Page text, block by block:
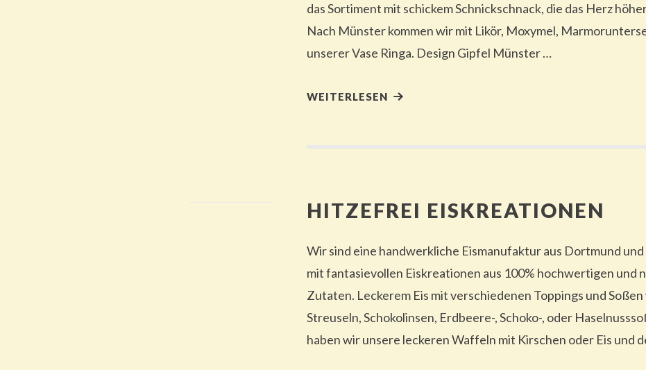
das Sortiment mit schickem Schnickschnack, die das Herz
Nach Münster kommen wir mit Likör, Moxymel,
unserer Vase Ringa. Design Gipfel Münster …
WEITERLESEN
HITZEFREI EISKREATIONEN
Wir sind eine handwerkliche Eismanufaktur aus Dortmund
mit fantasievollen Eiskreationen aus 100% hochwertigen und
Zutaten. Leckerem Eis mit verschiedenen Toppings und
Streuseln, Schokolinsen, Erdbeere-, Schoko-, oder
haben wir unsere leckeren Waffeln mit Kirschen oder Eis und